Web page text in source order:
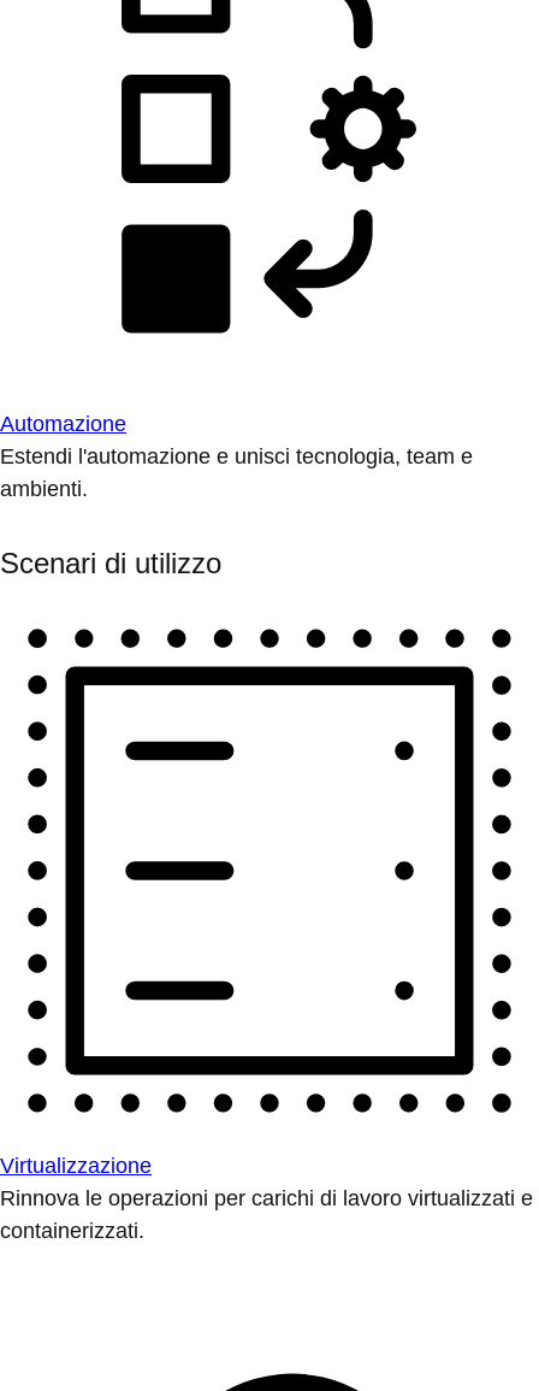
Automazione
Estendi l'automazione e unisci tecnologia, team e
ambienti.
Scenari di utilizzo
Virtualizzazione
Rinnova le operazioni per carichi di lavoro virtualizzati e
containerizzati.